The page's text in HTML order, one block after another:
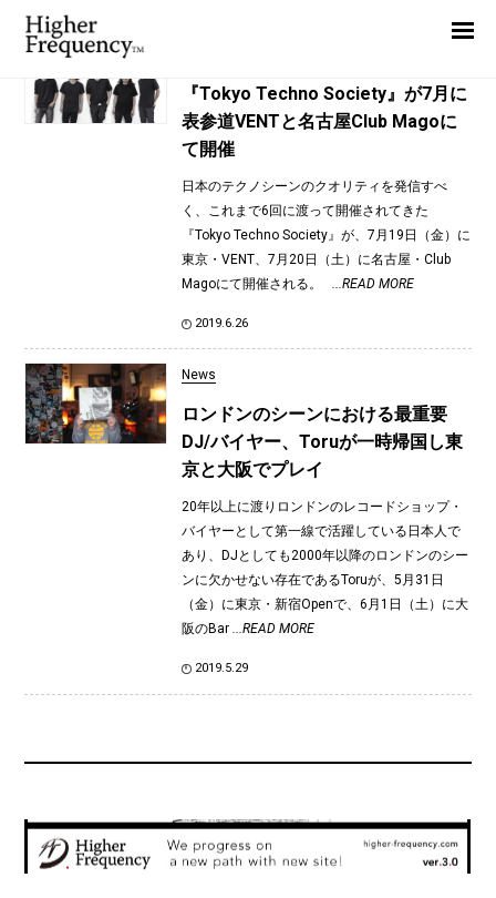
TAG: Toru
『Tokyo Techno Society』が7月に
表参道VENTと名古屋Club Magoに
て開催
日本のテクノシーンのクオリティを発信すべ
く、これまで6回に渡って開催されてきた
『Tokyo Techno Society』が、7月19日（金）に
東京・VENT、7月20日（土）に名古屋・Club
Magoにて開催される。 ...READ MORE
2019.6.26
News
ロンドンのシーンにおける最重要
DJ/バイヤー、Toruが一時帰国し東
京と大阪でプレイ
20年以上に渡りロンドンのレコードショップ・
バイヤーとして第一線で活躍している日本人で
あり、DJとしても2000年以降のロンドンのシー
ンに欠かせない存在であるToruが、5月31日
（金）に東京・新宿Openで、6月1日（土）に大
阪のBar ...READ MORE
2019.5.29
News
Interview
Report